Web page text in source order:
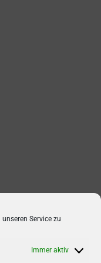
Service zu
Immer aktiv